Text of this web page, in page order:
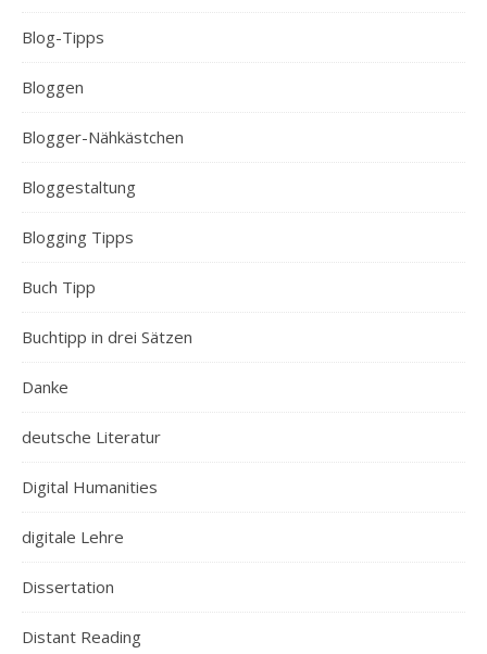
Blog-Tipps
Bloggen
Blogger-Nähkästchen
Bloggestaltung
Blogging Tipps
Buch Tipp
Buchtipp in drei Sätzen
Danke
deutsche Literatur
Digital Humanities
digitale Lehre
Dissertation
Distant Reading